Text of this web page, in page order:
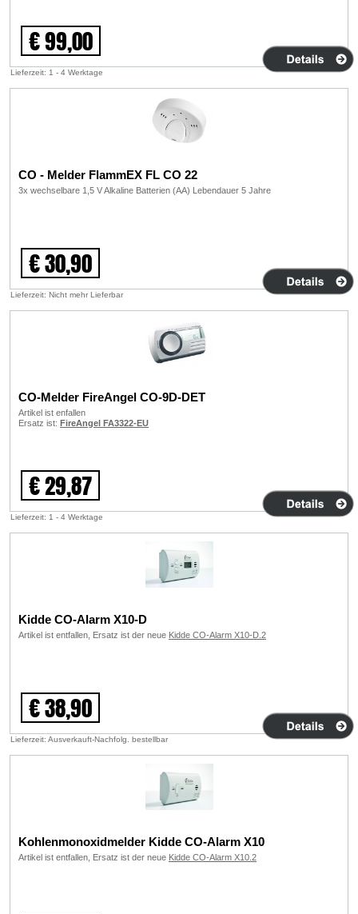
€ 99,00
Lieferzeit: 1 - 4 Werktage
CO - Melder FlammEX FL CO 22
3x wechselbare 1,5 V Alkaline Batterien (AA) Lebendauer 5 Jahre
€ 30,90
Lieferzeit: Nicht mehr Lieferbar
CO-Melder FireAngel CO-9D-DET
Artikel ist enfallen
Ersatz ist: FireAngel FA3322-EU
€ 29,87
Lieferzeit: 1 - 4 Werktage
Kidde CO-Alarm X10-D
Artikel ist entfallen, Ersatz ist der neue Kidde CO-Alarm X10-D.2
€ 38,90
Lieferzeit: Ausverkauft-Nachfolg. bestellbar
Kohlenmonoxidmelder Kidde CO-Alarm X10
Artikel ist entfallen, Ersatz ist der neue Kidde CO-Alarm X10.2